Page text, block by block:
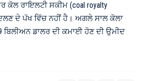
ਕੋਲ ਰਾਇਲਟੀ ਸਕੀਮ (coal royalty
ਦੇ ਪੱਖ ਵਿੱਚ ਨਹੀਂ ਹੈ। ਅਗਲੇ ਸਾਲ ਕੋਲਾ
ਬਿਲੀਅਨ ਡਾਲਰ ਦੀ ਕਮਾਈ ਹੋਣ ਦੀ ਉਮੀਦ